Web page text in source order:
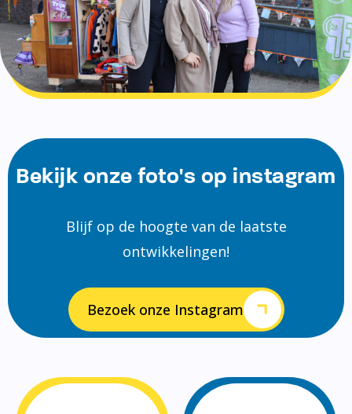
Bekijk onze foto's op instagram
Blijf op de hoogte van de laatste
ontwikkelingen!
Bezoek onze Instagram